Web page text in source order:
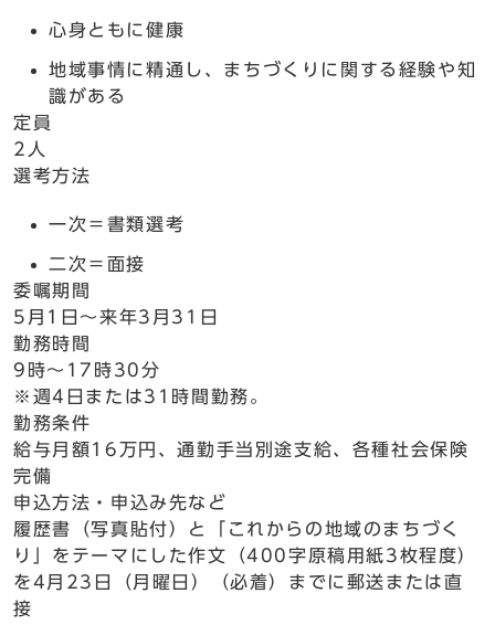
心身ともに健康
地域事情に精通し、まちづくりに関する経験や知
識がある
定員
2人
選考方法
一次＝書類選考
二次＝面接
委嘱期間
5月1日～来年3月31日
勤務時間
9時～17時30分
※週4日または31時間勤務。
勤務条件
給与月額16万円、通勤手当別途支給、各種社会保険
完備
申込方法・申込み先など
履歴書（写真貼付）と「これからの地域のまちづく
り」をテーマにした作文（400字原稿用紙3枚程度）
を4月23日（月曜日）（必着）までに郵送または直
接